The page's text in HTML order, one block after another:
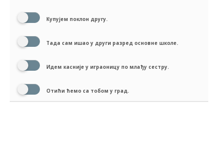
Купујем поклон другу.
Тада сам ишао у други разред основне школе.
Идем касније у играоницу по млађу сестру.
Отићи ћемо са тобом у град.